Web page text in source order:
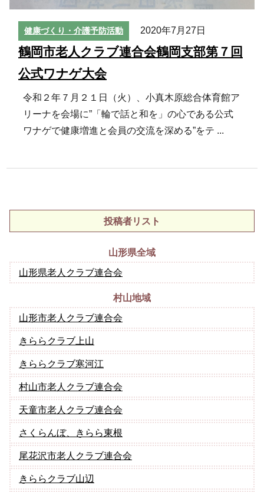
健康づくり・介護予防活動 2020年7月27日
鶴岡市老人クラブ連合会鶴岡支部第７回
公式ワナゲ大会
令和２年７月２１日（火）、小真木原総合体育館ア
リーナを会場に”「輪で話と和を」の心である公式
ワナゲで健康増進と会員の交流を深める”をテ ...
投稿者リスト
山形県全域
山形県老人クラブ連合会
村山地域
山形市老人クラブ連合会
きららクラブ上山
きららクラブ寒河江
村山市老人クラブ連合会
天童市老人クラブ連合会
さくらんぼ、きらら東根
尾花沢市老人クラブ連合会
きららクラブ山辺